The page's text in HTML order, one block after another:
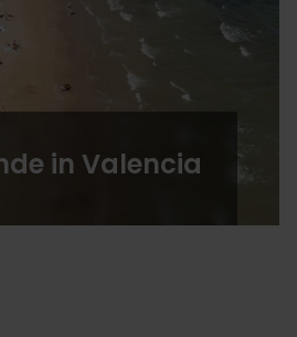
in Valencia